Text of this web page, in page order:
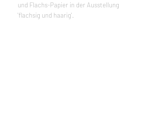
und Flachs-Papier in der Ausstellung
'flachsig und haarig'.